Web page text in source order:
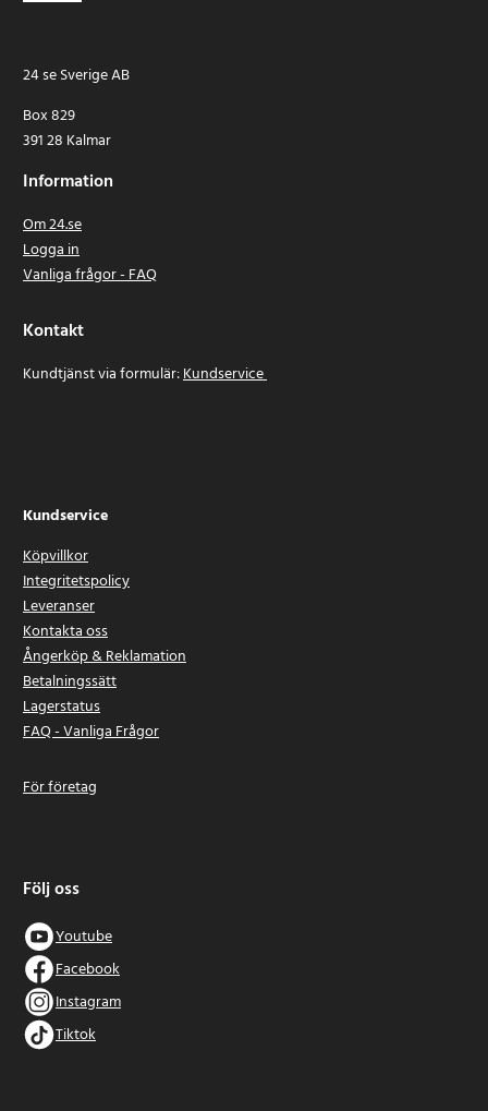
24 se Sverige AB
Box 829
391 28 Kalmar
Information
Om 24.se
Logga in
Vanliga frågor - FAQ
Kontakt
Kundtjänst via formulär:Kundservice
Kundservice
Köpvillkor
Integritetspolicy
Leveranser
Kontakta oss
Ångerköp & Reklamation
Betalningssätt
Lagerstatus
FAQ - Vanliga Frågor
För företag
Följ oss
Youtube
Facebook
Instagram
Tiktok